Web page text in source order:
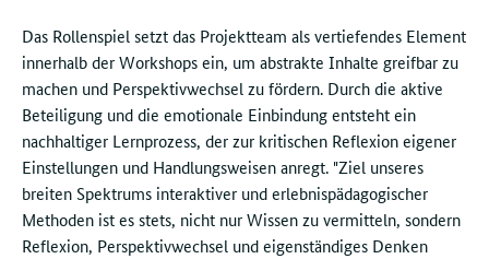
Das Rollenspiel setzt das Projektteam als vertiefendes Element
innerhalb der Workshops ein, um abstrakte Inhalte greifbar zu
machen und Perspektivwechsel zu fördern. Durch die aktive
Beteiligung und die emotionale Einbindung entsteht ein
nachhaltiger Lernprozess, der zur kritischen Reflexion eigener
Einstellungen und Handlungsweisen anregt. "Ziel unseres
breiten Spektrums interaktiver und erlebnispädagogischer
Methoden ist es stets, nicht nur Wissen zu vermitteln, sondern
Reflexion, Perspektivwechsel und eigenständiges Denken